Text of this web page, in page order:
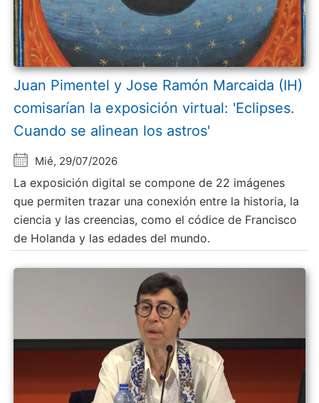
Juan Pimentel y Jose Ramón Marcaida (IH)
comisarían la exposición virtual: 'Eclipses.
Cuando se alinean los astros'
Mié, 29/07/2026
La exposición digital se compone de 22 imágenes
que permiten trazar una conexión entre la historia, la
ciencia y las creencias, como el códice de Francisco
de Holanda y las edades del mundo.